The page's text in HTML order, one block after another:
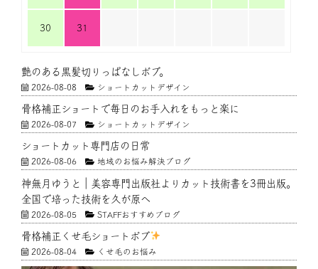
30 31
艶のある黒髪切りっぱなしボブ。
2026-08-08 ショートカットデザイン
骨格補正ショートで毎日のお手入れをもっと楽に
2026-08-07 ショートカットデザイン
ショートカット専門店の日常
2026-08-06 地域のお悩み解決ブログ
神無月ゆうと｜美容専門出版社よりカット技術書を3冊出版。
全国で培った技術を久が原へ
2026-08-05 STAFFおすすめブログ
骨格補正くせ毛ショートボブ
2026-08-04 くせ毛のお悩み